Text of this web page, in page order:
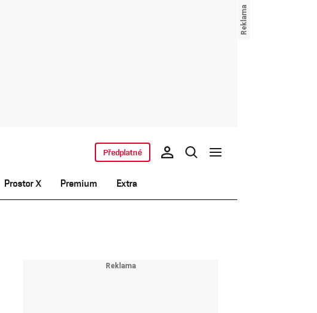
Prostor X Premium Extra
Předplatné